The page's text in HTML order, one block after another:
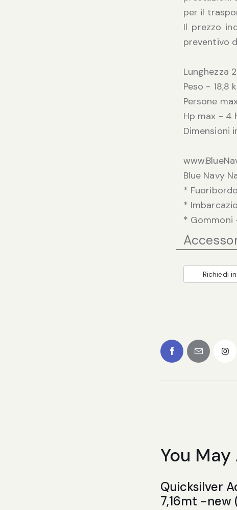
per il
Il prezzo
preventivo
Lunghezza
Peso - 18,8
Persone
Hp max - 4
Dimensioni
Blue Navy
*
*
* Gommoni
Richiedi
You
Quicksilver
7,16mt -new